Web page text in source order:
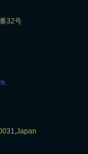
32号